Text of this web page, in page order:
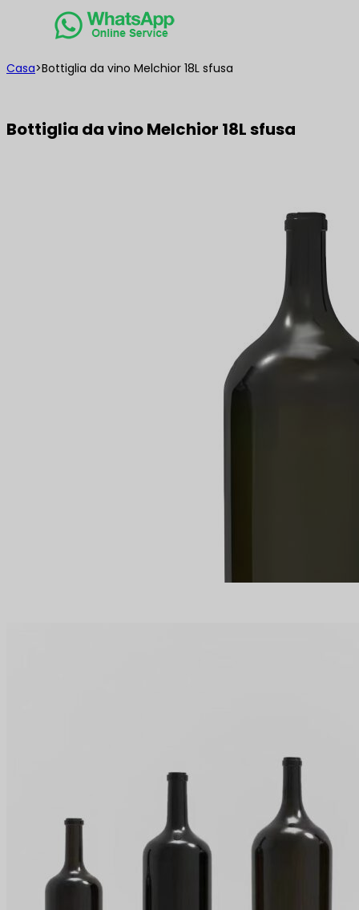
Casa>Bottiglia da vino Melchior 18L sfusa
Bottiglia da vino Melchior 18L sfusa